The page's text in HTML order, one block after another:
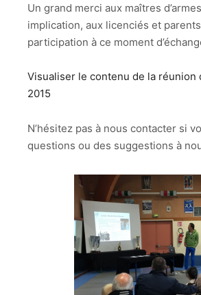
Un grand merci aux maîtres
implication, aux licenciés et
participation à ce moment
Visualiser le contenu de la réunion
2015
N’hésitez pas à nous contacter si
questions ou des suggestions à